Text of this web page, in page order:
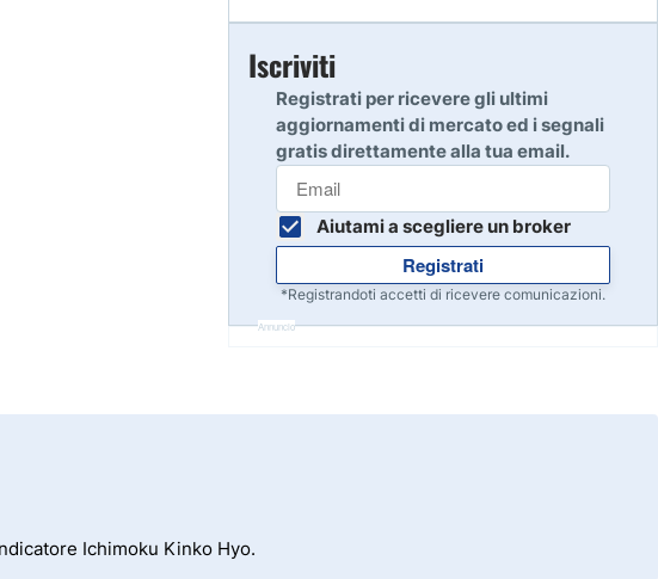
7
Inizia
Inizia
Iscriviti
Registrati per ricevere gli ultimi
aggiornamenti di mercato ed i segnali
gratis direttamente alla tua email.
Aiutami a scegliere un broker
Registrati
*Registrandoti accetti di ricevere comunicazioni.
Annuncio
Ichimoku Kinko Hyo.